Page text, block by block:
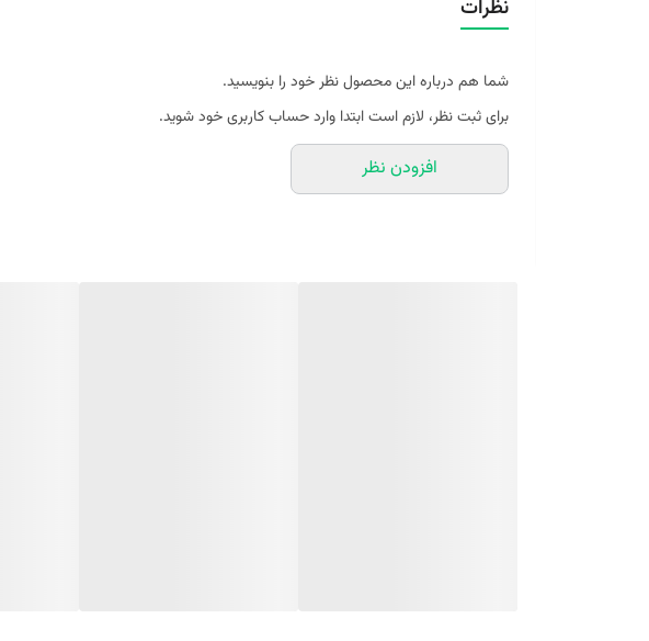
نظرات
شما هم درباره این محصول نظر خود را بنویسید.
برای ثبت نظر، لازم است ابتدا وارد حساب کاربری خود شوید.
افزودن نظر